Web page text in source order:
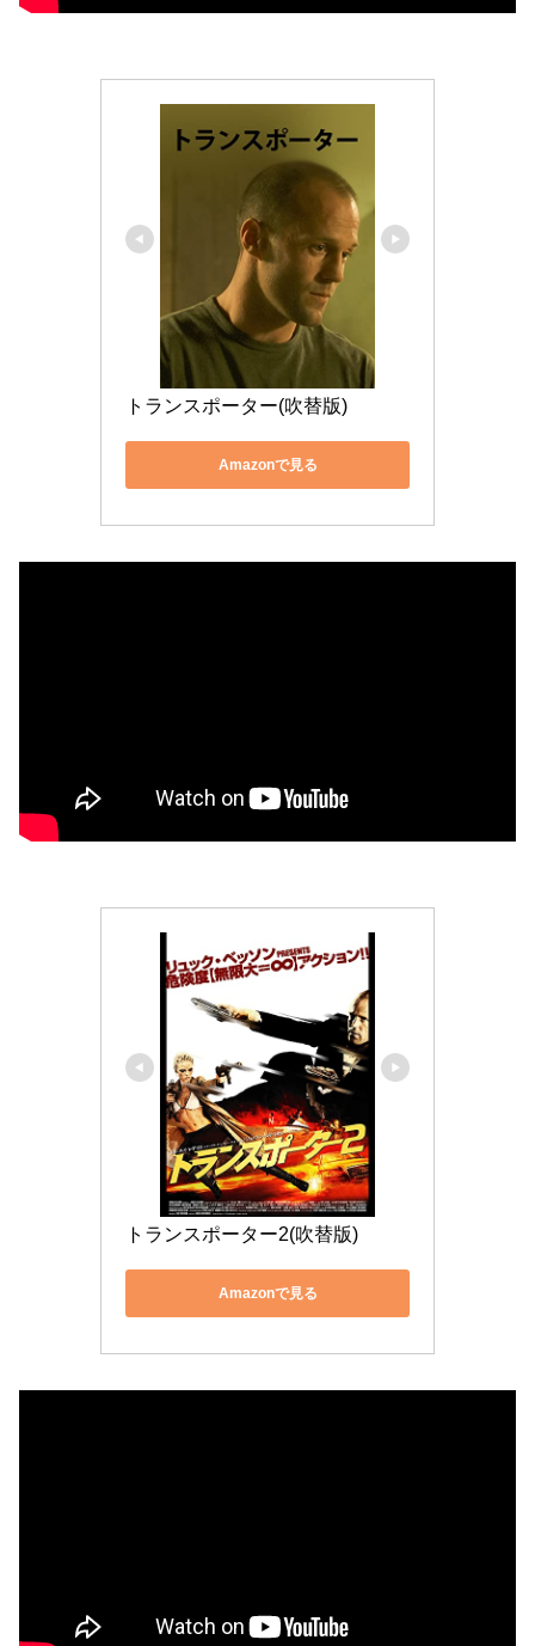
トランスポーター(吹替版)
Amazonで見る
トランスポーター2(吹替版)
Amazonで見る